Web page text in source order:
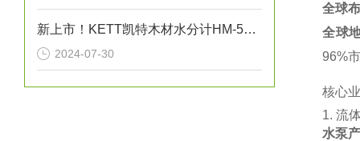
新上市！KETT凯特木材水分计HM-540（手持式高频水分计）
2024-07-30
全球
全球
96%
核心
1. ‌ 流
水泵